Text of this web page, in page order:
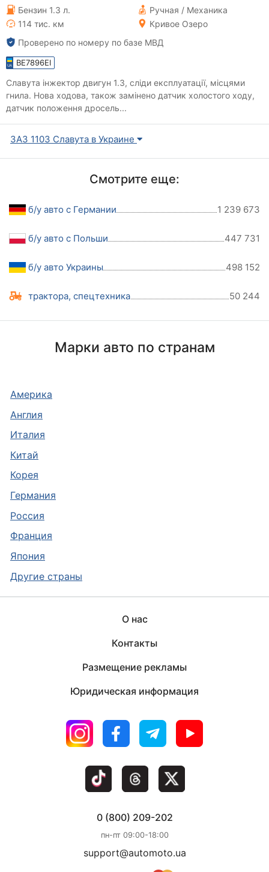
Бензин 1.3 л.
Ручная / Механика
114 тис. км
Кривое Озеро
Проверено по номеру по базе МВД
BE7896EI
Славута інжектор двигун 1.3, сліди експлуатації, місцями
гнила. Нова ходова, також замінено датчик холостого ходу,
датчик положення дросель...
ЗАЗ 1103 Славута в Украине
Смотрите еще:
б/у авто с Германии 1 239 673
б/у авто с Польши 447 731
б/у авто Украины 498 152
трактора, спецтехника 50 244
Марки авто по странам
Америка
Англия
Италия
Китай
Корея
Германия
Россия
Франция
Япония
Другие страны
О нас
Контакты
Размещение рекламы
Юридическая информация
0 (800) 209-202
пн-пт 09:00-18:00
support@automoto.ua